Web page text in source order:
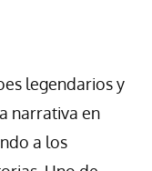
legendarios y
narrativa en
a los